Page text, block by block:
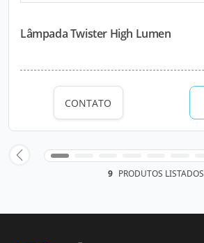
Lâmpada Twister High Lumen
CONTATO
9 PRODUTOS LISTADOS